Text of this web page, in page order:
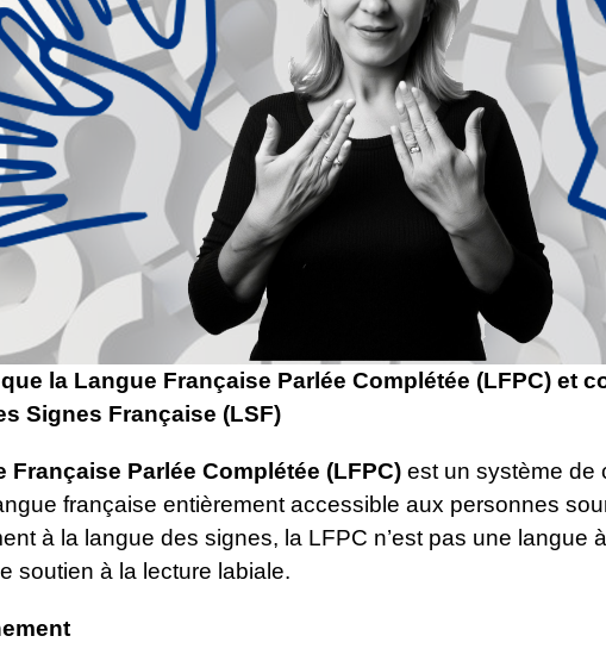
que la Langue Française Parlée Complétée (LFPC) et
Signes Française (LSF)
Française Parlée Complétée (LFPC) est un système de
française entièrement accessible aux personnes
à la langue des signes, la LFPC n’est pas une langue
soutien à la lecture labiale.